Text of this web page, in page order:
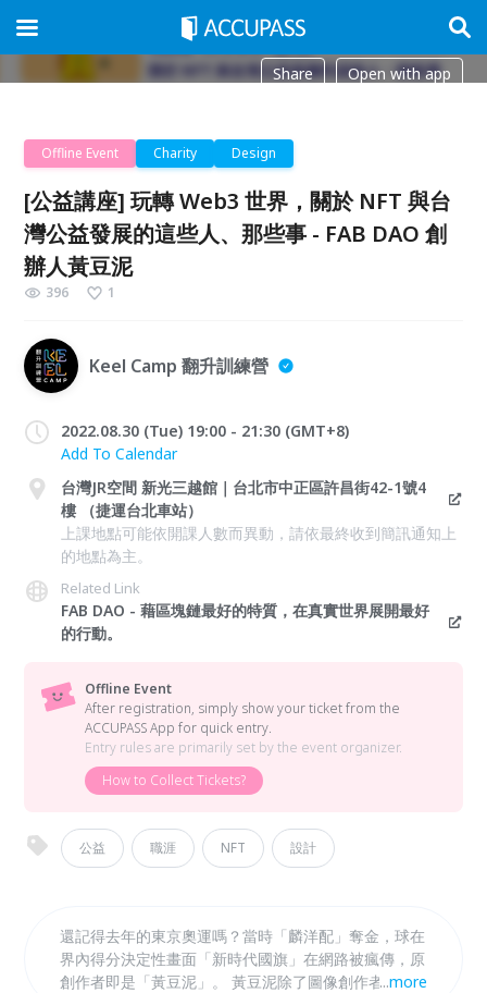
Share Open with app
Offline Event Charity Design
[公益講座] 玩轉 Web3 世界，關於 NFT 與台
灣公益發展的這些人、那些事 - FAB DAO 創
辦人黃豆泥
396 1
Keel Camp 翻升訓練營
2022.08.30 (Tue) 19:00 - 21:30 (GMT+8)
Add To Calendar
台灣JR空間 新光三越館｜台北市中正區許昌街42-1號4
樓 （捷運台北車站）
上課地點可能依開課人數而異動，請依最終收到簡訊通知上
的地點為主。
Related Link
FAB DAO - 藉區塊鏈最好的特質，在真實世界展開最好
的行動。
Offline Event
After registration, simply show your ticket from the
ACCUPASS App for quick entry.
Entry rules are primarily set by the event organizer.
How to Collect Tickets?
公益 職涯 NFT 設計
還記得去年的東京奧運嗎？當時「麟洋配」奪金，球在
界內得分決定性畫面「新時代國旗」在網路被瘋傳，原
創作者即是「黃豆泥」。 黃豆泥除了圖像創作者身份
...more